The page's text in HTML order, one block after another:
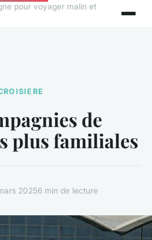
pour voyager malin et
de
plus familiales
20256 min de lecture